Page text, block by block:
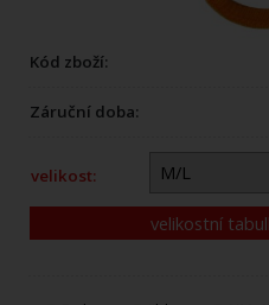
Kód zboží:
Záruční doba:
velikost:
velikostní